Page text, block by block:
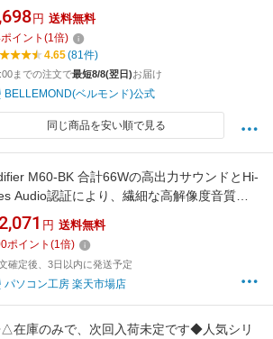
スタンド スリム 【 PCすっきり君 】アルミ
素材 金属製 幅調整可能 重量650g 底面滑り
転倒防止 安定 MacBook Pro Air
円 送料無料
ポイント (1倍)
4.65(81件)
までの注文で最短8/8(翌日)お届け
BELLEMOND(ベルモンド)公式
同じ商品を安い順で見る
M60-BK 合計66Wの高出力サウンドとHi-
Audio認証により、繊細な高解像度音質を
円 送料無料
ポイント (1倍)
確定後、3日以内に発送予定
パソコン工房 楽天市場店
在庫のみで、次回入荷未定です◆人気シリ